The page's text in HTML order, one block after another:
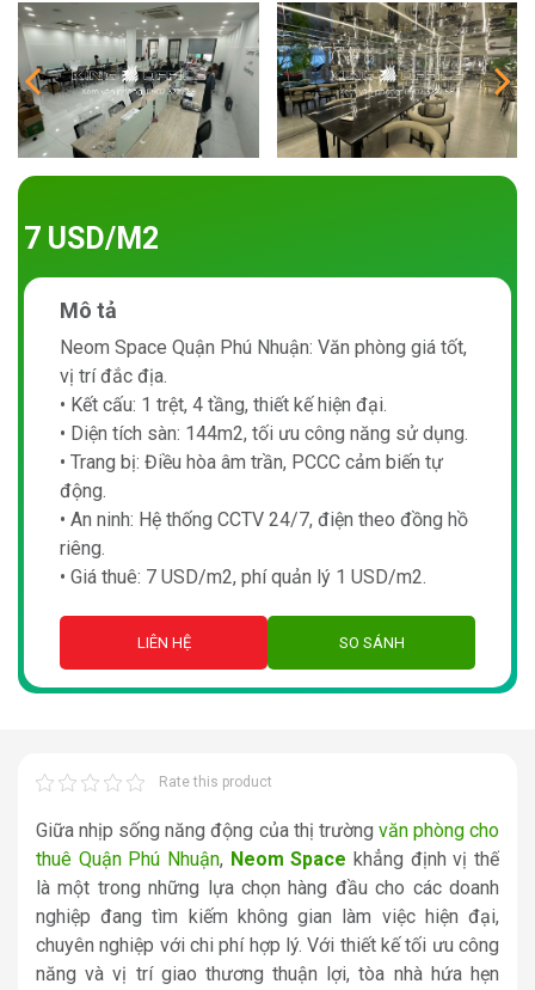
7 USD/M2
Mô tả
Neom Space Quận Phú Nhuận: Văn phòng giá tốt,
vị trí đắc địa.
• Kết cấu: 1 trệt, 4 tầng, thiết kế hiện đại.
• Diện tích sàn: 144m2, tối ưu công năng sử dụng.
• Trang bị: Điều hòa âm trần, PCCC cảm biến tự
động.
• An ninh: Hệ thống CCTV 24/7, điện theo đồng hồ
riêng.
• Giá thuê: 7 USD/m2, phí quản lý 1 USD/m2.
LIÊN HỆ SO SÁNH
Rate this product
Giữa nhịp sống năng động của thị trường văn phòng cho
thuê Quận Phú Nhuận, Neom Space khẳng định vị thế
là một trong những lựa chọn hàng đầu cho các doanh
nghiệp đang tìm kiếm không gian làm việc hiện đại,
chuyên nghiệp với chi phí hợp lý. Với thiết kế tối ưu công
năng và vị trí giao thương thuận lợi, tòa nhà hứa hẹn